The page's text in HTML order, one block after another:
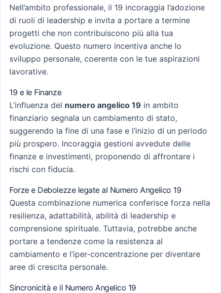
Nell’ambito professionale, il 19 incoraggia l’adozione
di ruoli di leadership e invita a portare a termine
progetti che non contribuiscono più alla tua
evoluzione. Questo numero incentiva anche lo
sviluppo personale, coerente con le tue aspirazioni
lavorative.
19 e le Finanze
L’influenza del numero angelico 19 in ambito
finanziario segnala un cambiamento di stato,
suggerendo la fine di una fase e l’inizio di un periodo
più prospero. Incoraggia gestioni avvedute delle
finanze e investimenti, proponendo di affrontare i
rischi con fiducia.
Forze e Debolezze legate al Numero Angelico 19
Questa combinazione numerica conferisce forza nella
resilienza, adattabilità, abilità di leadership e
comprensione spirituale. Tuttavia, potrebbe anche
portare a tendenze come la resistenza al
cambiamento e l’iper-concentrazione per diventare
aree di crescita personale.
Sincronicità e il Numero Angelico 19